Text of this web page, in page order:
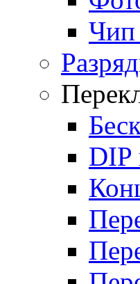
Чип
DIP